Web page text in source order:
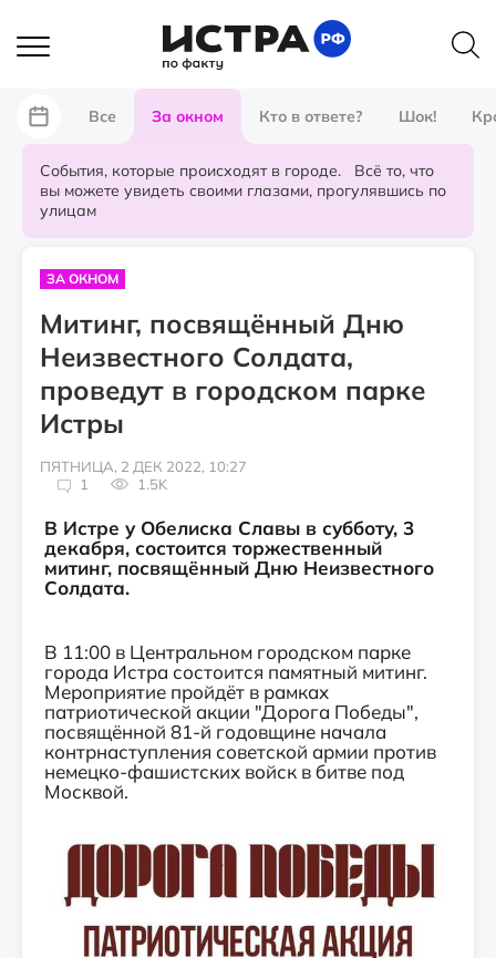
Все За окном Кто в ответе? Шок!
События, которые происходят в городе. Всё то, что
вы можете увидеть своими глазами, прогулявшись по
улицам
ЗА ОКНОМ
Митинг, посвящённый Дню
Неизвестного Солдата,
проведут в городском парке
Истры
ПЯТНИЦА, 2 ДЕК 2022, 10:27
1
1.5K
В Истре у Обелиска Славы в субботу, 3
декабря, состоится торжественный
митинг, посвящённый Дню Неизвестного
Солдата.
В 11:00 в Центральном городском парке
города Истра состоится памятный митинг.
Мероприятие пройдёт в рамках
патриотической акции "Дорога Победы",
посвящённой 81-й годовщине начала
контрнаступления советской армии против
немецко-фашистских войск в битве под
Москвой.